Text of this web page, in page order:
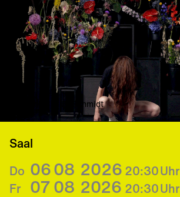
© Daniel K. B. Schmidt
Saal
Do 0608 2026 20:30Uhr
Fr 0708 2026 20:30Uhr